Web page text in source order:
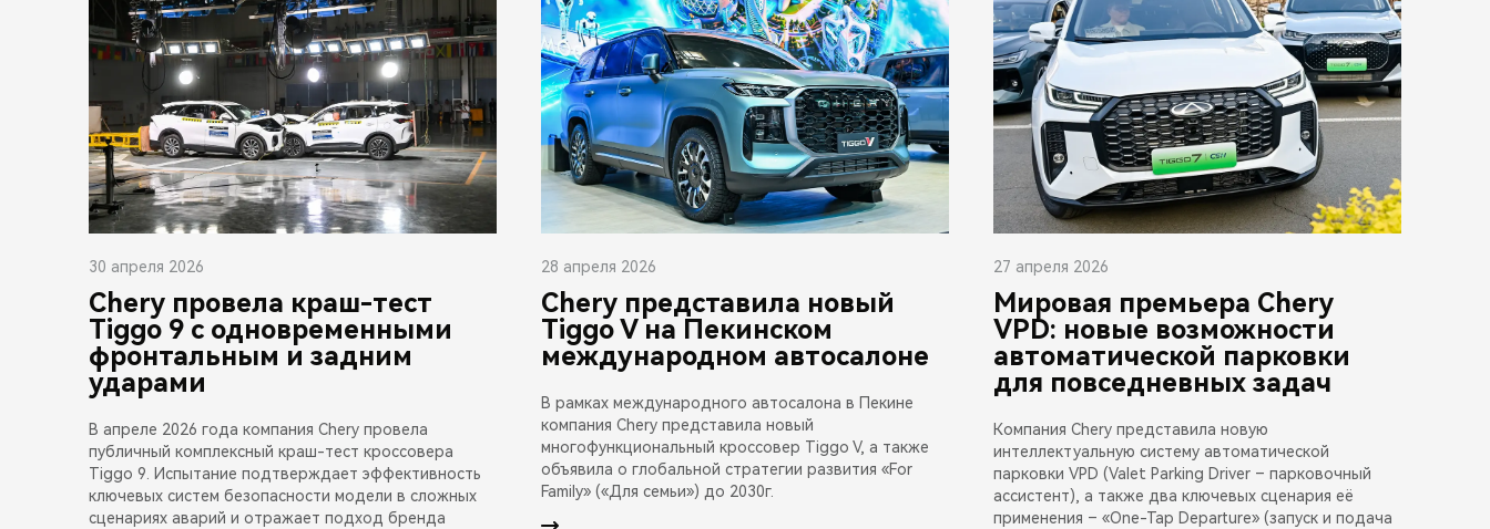
30 апреля 2026
Chery провела краш-тест
Tiggo 9 с одновременными
фронтальным и задним
ударами
В апреле 2026 года компания Chery провела
публичный комплексный краш-тест кроссовера
Tiggo 9. Испытание подтверждает эффективность
ключевых систем безопасности модели в сложных
сценариях аварий и отражает подход бренда
28 апреля 2026
Chery представила новый
Tiggo V на Пекинском
международном автосалоне
В рамках международного автосалона в Пекине
компания Chery представила новый
многофункциональный кроссовер Tiggo V, а также
объявила о глобальной стратегии развития «For
Family» («Для семьи») до 2030г.
27 апреля 2026
Мировая премьера Chery
VPD: новые возможности
автоматической парковки
для повседневных задач
Компания Chery представила новую
интеллектуальную систему автоматической
парковки VPD (Valet Parking Driver – парковочный
ассистент), а также два ключевых сценария её
применения – «One-Tap Departure» (запуск и подача